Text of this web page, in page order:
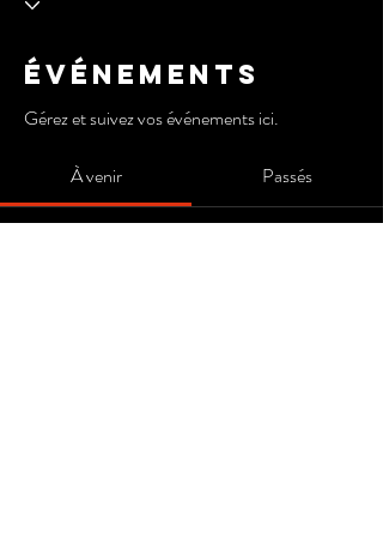
Événements
Gérez et suivez vos événements ici.
À venir Passés